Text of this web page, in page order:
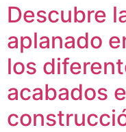
Descubre
aplanado
los
acabados